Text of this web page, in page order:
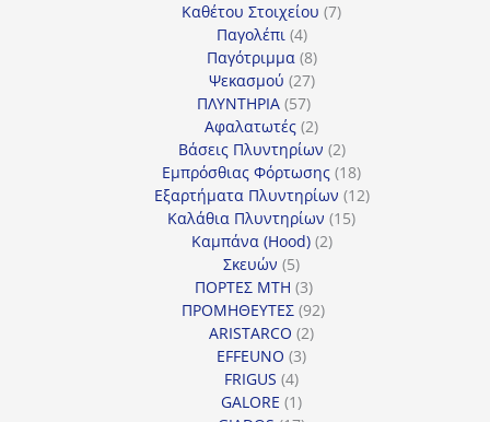
Καθέτου Στοιχείου 77
Παγολέπι 44
προϊόντα
Παγότριμμα 88
προϊόντα
Ψεκασμού 2727
προϊόντα
ΠΛΥΝΤΗΡΙΑ 5757
προϊόντα
Αφαλατωτές 22
προϊόντα
Βάσεις Πλυντηρίων 22
προϊόντα
Εμπρόσθιας Φόρτωσης 1818
προϊόντα
Εξαρτήματα Πλυντηρίων 1212
Καλάθια Πλυντηρίων 1515
Καμπάνα (Hood) 22
Σκευών 55
προϊόντα
ΠΟΡΤΕΣ MTH 33
προϊόντα
ΠΡΟΜΗΘΕΥΤΕΣ 9292
ARISTARCO 22
EFFEUNO 33
FRIGUS 44
προϊόντα
GALORE 11